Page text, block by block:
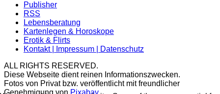
Publisher
RSS
Lebensberatung
Kartenlegen & Horoskope
Erotik & Flirts
Kontakt | Impressum | Datenschutz
ALL RIGHTS RESERVED.
Diese Webseite dient reinen Informationszwecken.
Fotos von Privat bzw. veröffentlicht mit freundlicher
Genehmigung von Pixabay